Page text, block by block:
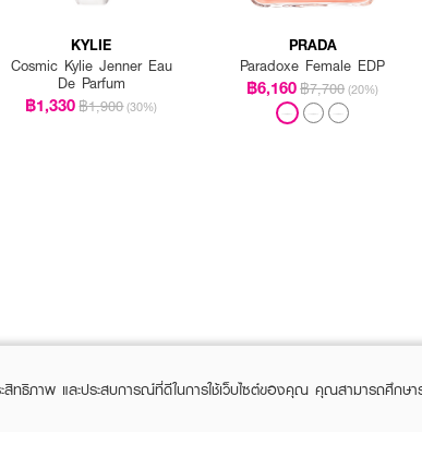
KYLIE
Cosmic Kylie Jenner Eau
De Parfum
฿1,330฿1,900 (30%)
PRADA
Paradoxe Female EDP
฿6,160฿7,700 (20%)
สิทธิภาพ และประสบการณ์ที่ดีในการใช้เว็บไซต์ของคุณ คุณสามารถศึกษา